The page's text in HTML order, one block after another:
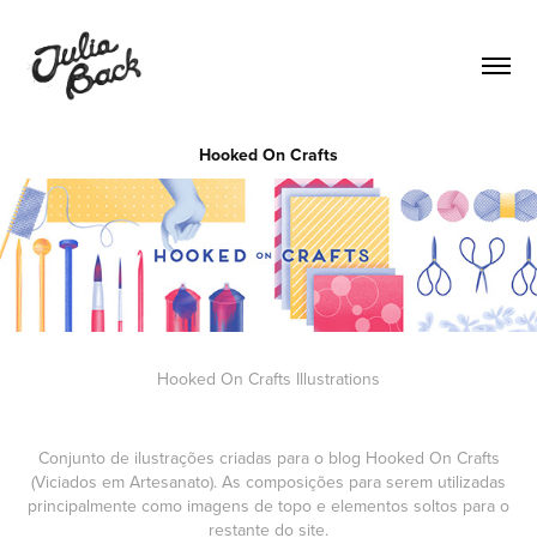
Hooked On Crafts
Hooked On Crafts Illustrations
Conjunto de ilustrações criadas para o blog Hooked On Crafts
(Viciados em Artesanato). As composições para serem utilizadas
principalmente como imagens de topo e elementos soltos para o
restante do site.